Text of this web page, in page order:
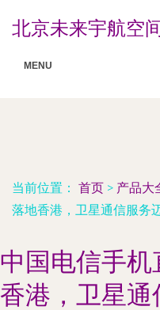
北京未来宇航空
MENU
当前位置： 首页 > 产品大
落地香港，卫星通信服务
中国电信手
香港，卫星